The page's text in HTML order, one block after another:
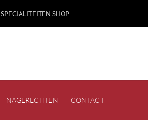
SPECIALITEITEN SHOP
NAGERECHTEN CONTACT